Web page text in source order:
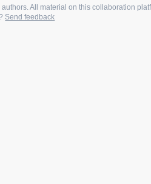
All material on this collaboration
Send feedback